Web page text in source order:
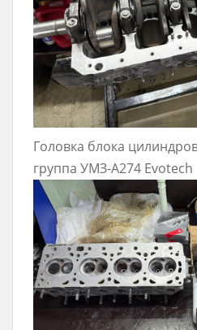
Головка блока
группа УМЗ-А274 Evotech